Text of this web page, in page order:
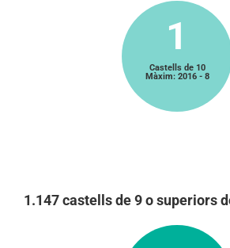
1
Castells de 10
Màxim: 2016 - 8
1.147 castells de 9 o superiors